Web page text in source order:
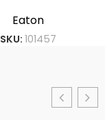
Eaton
SKU: 101457